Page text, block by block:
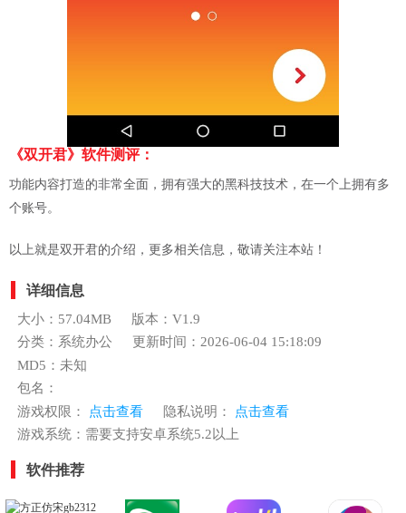
《双开君》软件测评：
功能内容打造的非常全面，拥有强大的黑科技技术，在一个上拥有多
个账号。
以上就是双开君的介绍，更多相关信息，敬请关注本站！
详细信息
大小：57.04MB
版本：V1.9
分类：系统办公
更新时间：2026-06-04 15:18:09
MD5：未知
包名：
游戏权限：
点击查看 隐私说明：
点击查看
游戏系统：需要支持安卓系统5.2以上
软件推荐